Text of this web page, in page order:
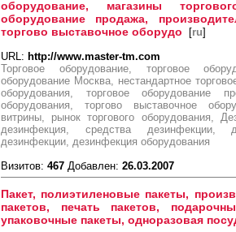
оборудование, магазины
оборудование продажа,
торгово выставочное оборудо [ru]
URL: http://www.master-tm.com
Торговое оборудование, торговое
оборудование Москва, нестандартное
оборудования, торговое оборудование
оборудования, торгово выставочное
витрины, рынок торгового оборудования,
дезинфекция, средства дезинфекции,
дезинфекции, дезинфекция оборудования
Визитов: 467 Добавлен: 26.03.2007
Пакет, полиэтиленовые пакеты,
пакетов, печать пакетов,
упаковочные пакеты, одноразовая